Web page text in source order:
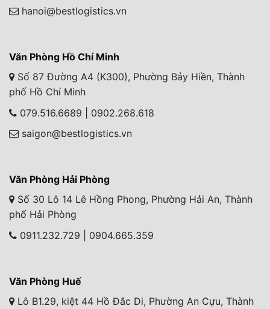
hanoi@bestlogistics.vn
Văn Phòng Hồ Chí Minh
Số 87 Đường A4 (K300), Phường Bảy Hiền, Thành
phố Hồ Chí Minh
079.516.6689 | 0902.268.618
saigon@bestlogistics.vn
Văn Phòng Hải Phòng
Số 30 Lô 14 Lê Hồng Phong, Phường Hải An, Thành
phố Hải Phòng
0911.232.729 | 0904.665.359
Văn Phòng Huế
Lô B1.29, kiệt 44 Hồ Đắc Di, Phường An Cựu, Thành